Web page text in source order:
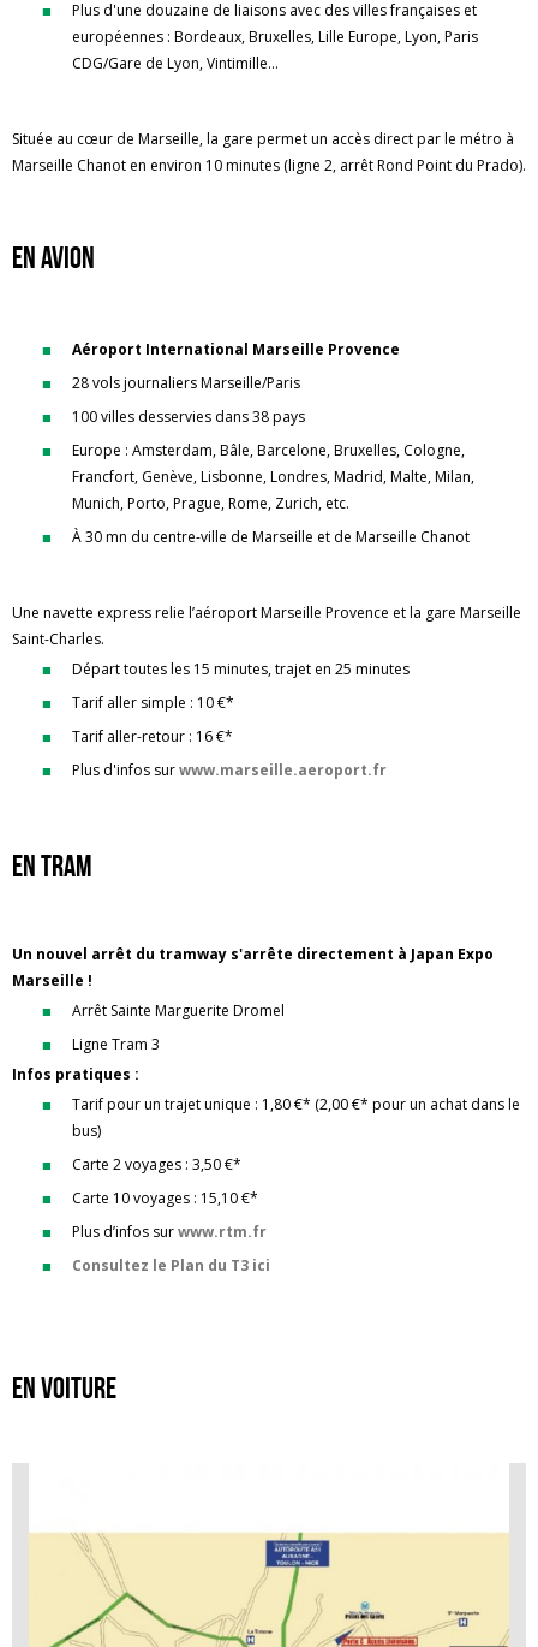
Plus d'une douzaine de liaisons avec des villes françaises et
européennes : Bordeaux, Bruxelles, Lille Europe, Lyon, Paris
CDG/Gare de Lyon, Vintimille...
Située au cœur de Marseille, la gare permet un accès direct par le métro à
Marseille Chanot en environ 10 minutes (ligne 2, arrêt Rond Point du Prado).
En avion
Aéroport International Marseille Provence
28 vols journaliers Marseille/Paris
100 villes desservies dans 38 pays
Europe : Amsterdam, Bâle, Barcelone, Bruxelles, Cologne,
Francfort, Genève, Lisbonne, Londres, Madrid, Malte, Milan,
Munich, Porto, Prague, Rome, Zurich, etc.
À 30 mn du centre-ville de Marseille et de Marseille Chanot
Une navette express relie l’aéroport Marseille Provence et la gare Marseille
Saint-Charles.
Départ toutes les 15 minutes, trajet en 25 minutes
Tarif aller simple : 10 €*
Tarif aller-retour : 16 €*
Plus d'infos surwww.marseille.aeroport.fr
En Tram
Un nouvel arrêt du tramway s'arrête directement à Japan Expo
Marseille !
Arrêt Sainte Marguerite Dromel
Ligne Tram 3
Infos pratiques :
Tarif pour un trajet unique : 1,80 €* (2,00 €* pour un achat dans le
bus)
Carte 2 voyages : 3,50 €*
Carte 10 voyages : 15,10 €*
Plus d’infos surwww.rtm.fr
Consultez le Plan du T3 ici
En voiture